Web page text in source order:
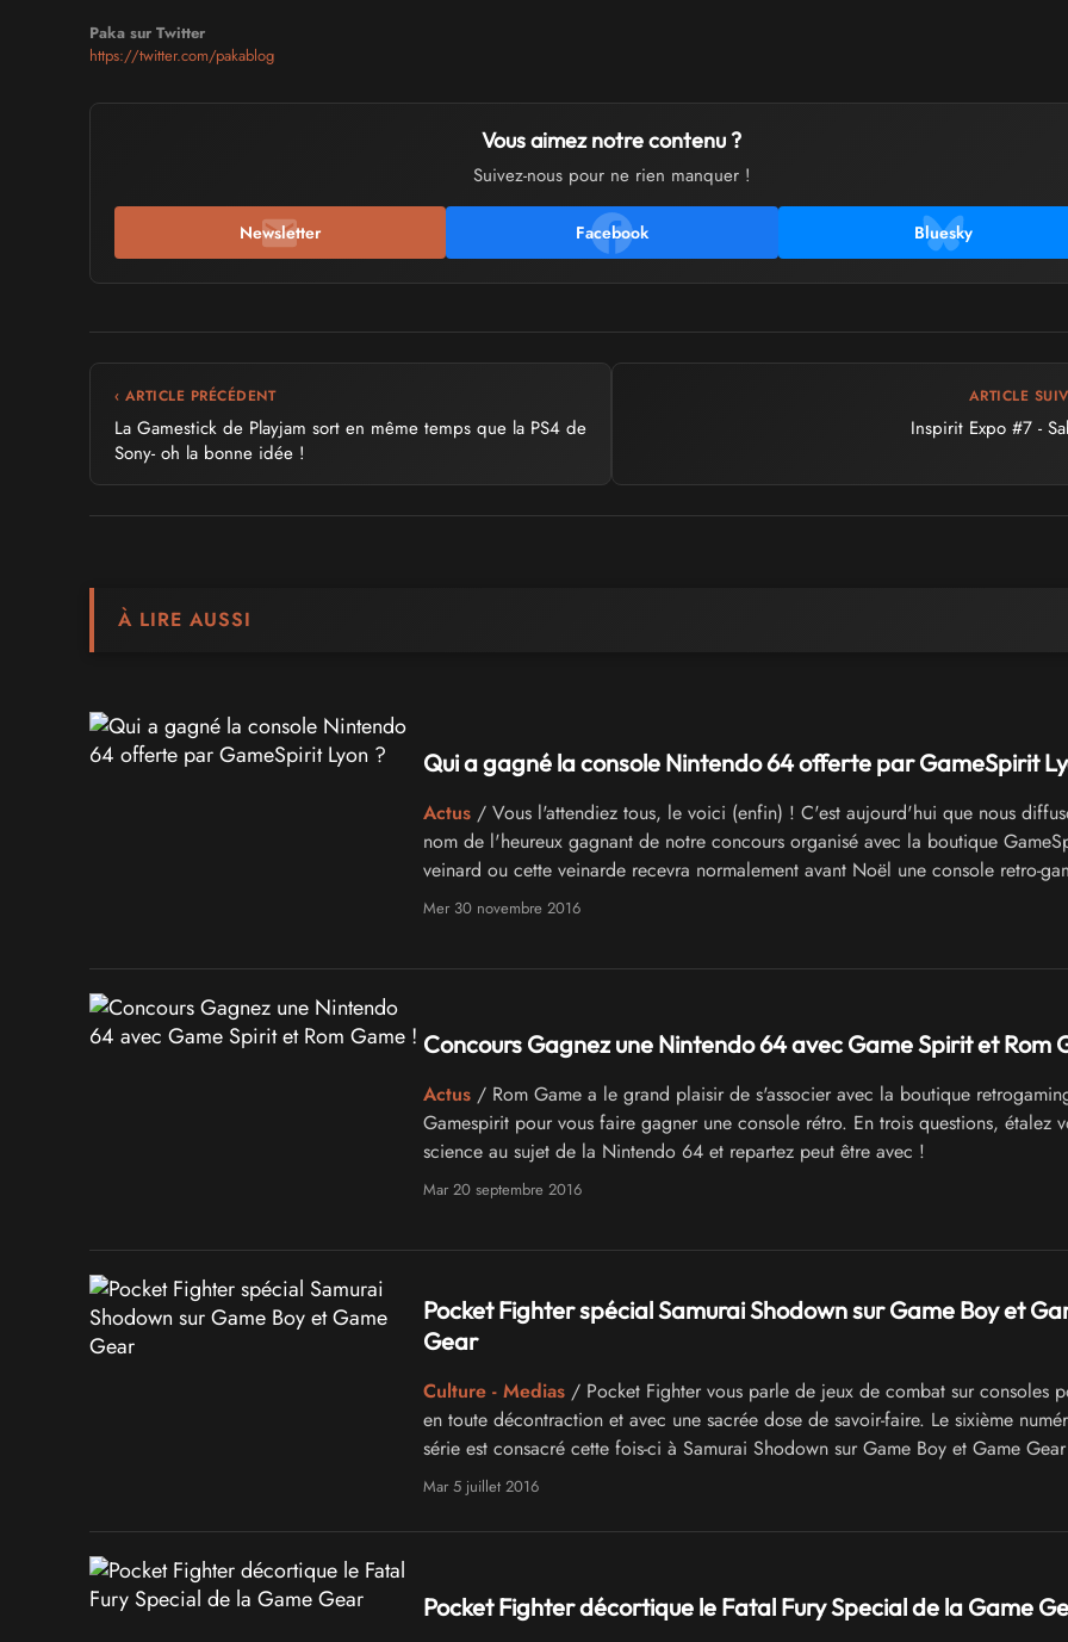
Paka sur Twitter
https://twitter.com/pakablog
Vous aimez notre contenu ?
Suivez-nous pour ne rien manquer !
Newsletter Facebook Bluesky
‹ ARTICLE PRÉCÉDENT
La Gamestick de Playjam sort en même temps que la PS4 de
Sony- oh la bonne idée !
ARTICLE
Inspirit Expo #7 -
À LIRE AUSSI
Qui a gagné la console Nintendo 64 offerte par GameSpirit
Actus/ Vous l'attendiez tous, le voici (enfin) ! C'est aujourd'hui que nous
nom de l'heureux gagnant de notre concours organisé avec la boutique
veinard ou cette veinarde recevra normalement avant Noël une console retro-
Nintendo 64 nettoyée, peaufinée, vérifiée, bref, préparée tout spécialement pour
Mer 30 novembre 2016
Concours Gagnez une Nintendo 64 avec Game Spirit et Rom
Actus/ Rom Game a le grand plaisir de s'associer avec la boutique
Gamespirit pour vous faire gagner une console rétro. En trois questions, étalez
science au sujet de la Nintendo 64 et repartez peut être avec !
Mar 20 septembre 2016
Pocket Fighter spécial Samurai Shodown sur Game Boy et
Gear
Culture - Medias/ Pocket Fighter vous parle de jeux de combat sur consoles
en toute décontraction et avec une sacrée dose de savoir-faire. Le sixième
série est consacré cette fois-ci à Samurai Shodown sur Game Boy et Game
s'en donne d'ailleurs une fois de plus à coeur joie !
Mar 5 juillet 2016
Pocket Fighter décortique le Fatal Fury Special de la Game